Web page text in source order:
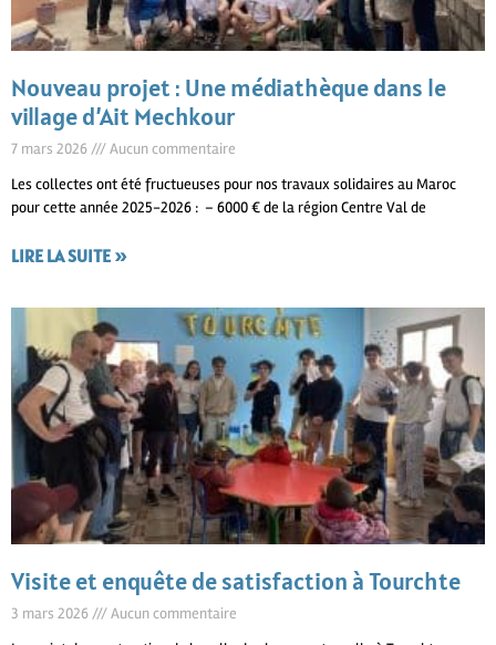
Nouveau projet : Une médiathèque dans le
village d’Ait Mechkour
7 mars 2026
Aucun commentaire
Les collectes ont été fructueuses pour nos travaux solidaires au Maroc
pour cette année 2025-2026 : – 6000 € de la région Centre Val de
LIRE LA SUITE »
Visite et enquête de satisfaction à Tourchte
3 mars 2026
Aucun commentaire